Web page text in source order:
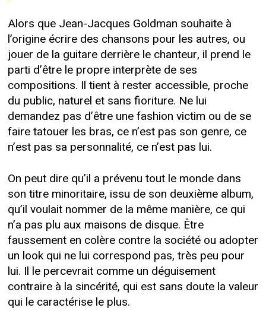
Alors que Jean-Jacques Goldman souhaite à
l’origine écrire des chansons pour les autres, ou
jouer de la guitare derrière le chanteur, il prend le
parti d’être le propre interprète de ses
compositions. Il tient à rester accessible, proche
du public, naturel et sans fioriture. Ne lui
demandez pas d’être une fashion victim ou de se
faire tatouer les bras, ce n’est pas son genre, ce
n’est pas sa personnalité, ce n’est pas lui.
On peut dire qu’il a prévenu tout le monde dans
son titre minoritaire, issu de son deuxième album,
qu’il voulait nommer de la même manière, ce qui
n’a pas plu aux maisons de disque. Être
faussement en colère contre la société ou adopter
un look qui ne lui correspond pas, très peu pour
lui. Il le percevrait comme un déguisement
contraire à la sincérité, qui est sans doute la valeur
qui le caractérise le plus.